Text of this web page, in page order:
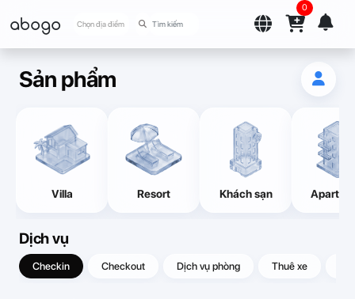
abogo Chọn địa điểm
0
Sản phẩm
Villa Resort Khách sạn
Dịch vụ
Checkin Checkout Dịch vụ phòng Thuê xe